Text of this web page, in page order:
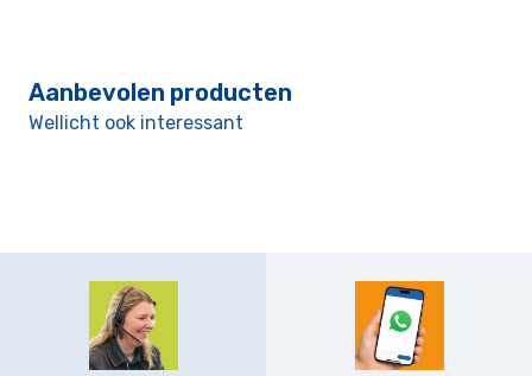
Aanbevolen producten
Wellicht ook interessant